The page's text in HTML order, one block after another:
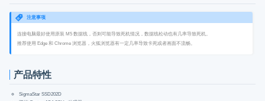
注意事项
连接电脑最好使用原装 M5 数据线，否则可能导致死机情况，数据线松动也有几率导致死机。
推荐使用 Edge 和 Chrome 浏览器，火狐浏览器有一定几率导致卡死或者画面不流畅。
产品特性
SigmaStar SSD202D